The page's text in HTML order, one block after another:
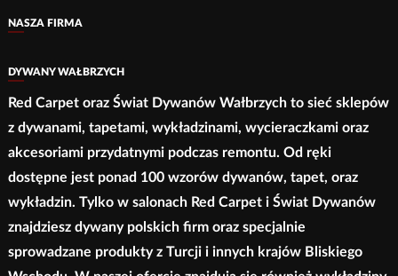
stronie
produktu
produktu
NASZA FIRMA
DYWANY WAŁBRZYCH
Red Carpet oraz Świat Dywanów Wałbrzych to sieć sklepów
z dywanami, tapetami, wykładzinami, wycieraczkami oraz
akcesoriami przydatnymi podczas remontu. Od ręki
dostępne jest ponad 100 wzorów dywanów, tapet, oraz
wykładzin. Tylko w salonach Red Carpet i Świat Dywanów
znajdziesz dywany polskich firm oraz specjalnie
sprowadzane produkty z Turcji i innych krajów Bliskiego